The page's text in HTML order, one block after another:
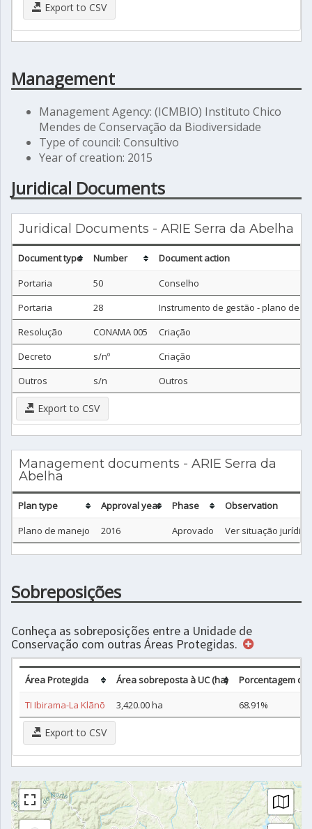
Export to CSV
Management
Management Agency: (ICMBIO) Instituto Chico
Mendes de Conservação da Biodiversidade
Type of council: Consultivo
Year of creation: 2015
Juridical Documents
Juridical Documents - ARIE Serra da Abelha
Document type Number
Document action
Portaria
50
Conselho
Portaria
28
Instrumento de gestão - plano de
Resolução
CONAMA 005
Criação
Decreto
s/nº
Criação
Outros
s/n Outros
Export to CSV
Management documents - ARIE Serra da
Abelha
Plan type Approval year Phase
Observation
Plano de manejo
2016 Aprovado Ver situação jurídica.
Sobreposições
Conheça as sobreposições entre a Unidade de
Conservação com outras Áreas Protegidas.
Área Protegida Área sobreposta à UC (ha)
Porcentagem
TI Ibirama-La Klãnõ
3,420.00 ha 68.91%
Export to CSV